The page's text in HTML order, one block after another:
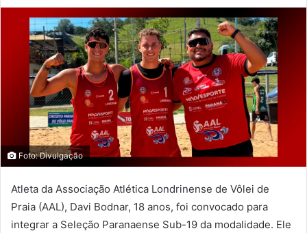
Foto: Divulgação
Atleta da Associação Atlética Londrinense de Vôlei de
Praia (AAL), Davi Bodnar, 18 anos, foi convocado para
integrar a Seleção Paranaense Sub-19 da modalidade. Ele